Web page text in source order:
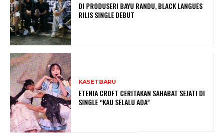
DI PRODUSERI BAYU RANDU, BLACK LANGUES
RILIS SINGLE DEBUT
KASETBARU
ETENIA CROFT CERITAKAN SAHABAT SEJATI DI
SINGLE “KAU SELALU ADA”